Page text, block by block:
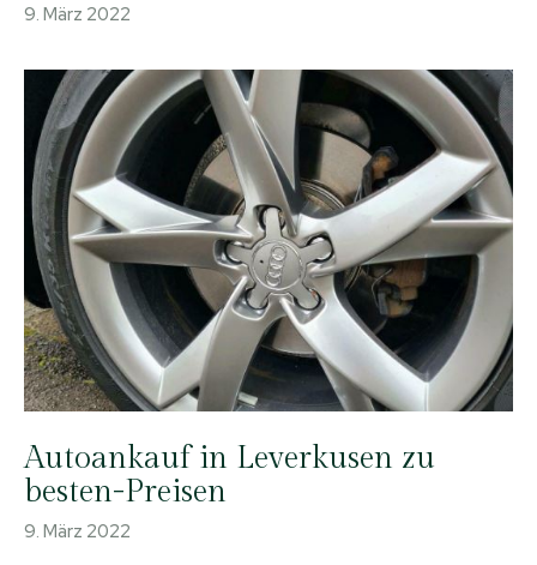
9. März 2022
Autoankauf in Leverkusen zu
besten-Preisen
9. März 2022